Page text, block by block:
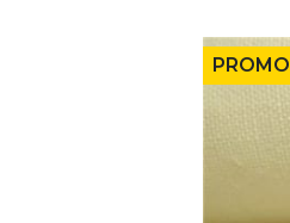
PROMO